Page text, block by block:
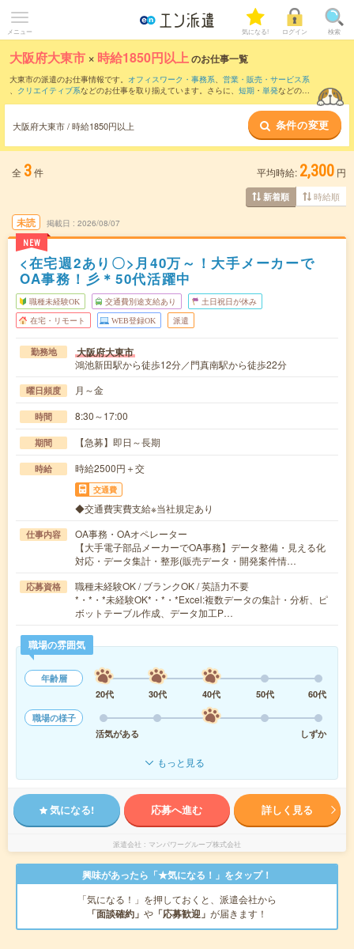
メニュー 気になる! ログイン 検索
大阪府大東市 × 時給1850円以上のお仕事一覧
大東市の派遣のお仕事情報です。 オフィスワーク・事務系、 営業・販売・サービス系
、 クリエイティブ系などのお仕事を取り揃えています。さらに、 短期 ・ 単発などの期
大阪府大東市 / 時給1850円以上 条件の変更
全 3件 平均時給: 2,300 円
新着順 時給順
未読
NEW
掲載日 2026/08/07
<在宅週2あり〇>月40万～！大手メーカーで
OA事務！彡＊50代活躍中
職種未経験OK 交通費別途支給あり 土日祝日が休み
在宅・リモート WEB登録OK 派遣
勤務地 大阪府大東市
鴻池新田駅から徒歩12分／門真南駅から徒歩22分
曜日頻度 月～金
時間 8:30～17:00
期間 【急募】即日～長期
時給 時給2500円＋交
交通費
◆交通費実費支給※当社規定あり
仕事内容
OA事務・OAオペレーター
【大手電子部品メーカーでOA事務】データ整備・見える化
対応・データ集計・整形(販売データ・開発案件情…
応募資格
職種未経験OK / ブランクOK / 英語力不要
*・*・*未経験OK*・*・*Excel:複数データの集計・分析、ピ
ボットテーブル作成、データ加工P…
職場の雰囲気
年齢層
20代
30代 40代 50代
60代
職場の様子
活気がある
しずか
もっと見る
気になる! 応募へ進む 詳しく見る
派遣会社 マンパワーグループ株式会社
興味があったら「★気になる！」をタップ！
「気になる！」を押しておくと、派遣会社から
「面談確約」 や 「応募歓迎」 が届きます！